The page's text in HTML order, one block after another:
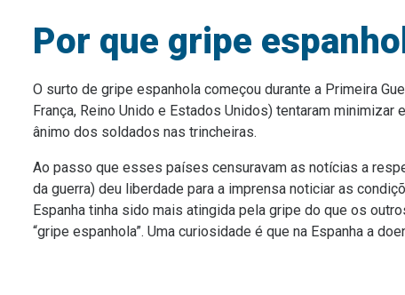
Por que gripe
O surto de gripe espanhola começou durante a Primeira
França, Reino Unido e Estados Unidos) tentaram
ânimo dos soldados nas trincheiras.
Ao passo que esses países censuravam as notícias a
da guerra) deu liberdade para a imprensa noticiar as
Espanha tinha sido mais atingida pela gripe do que os
“gripe espanhola”. Uma curiosidade é que na Espanha a